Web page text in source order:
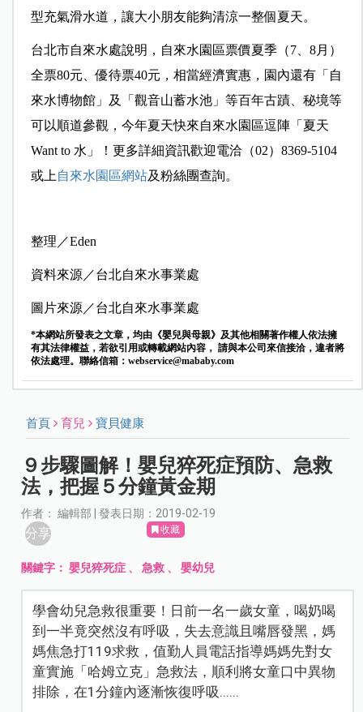
型充氣滑水道，讓大小朋友能夠清涼一整個夏天。
台北市自來水處說明，自來水園區票價夏季（7、8月）
全票80元、優待票40元，相當經濟實惠，園內還有「自
來水博物館」及「觀音山蓄水池」等百年古蹟、秘境等
可以順道參觀，今年夏天快來自來水園區逗陣「夏天
Want to 水」！更多詳細資訊歡迎電洽（02）8369-5104
或上 自來水園區網站及粉絲團查詢。
整理／Eden
資料來源／台北自來水事業處
圖片來源／台北自來水事業處
*本網站所發表之文章，均由《嬰兒與母親》及其他相關著作權人依法擁
有其法律權益，若欲引用或轉載網站內容， 請與本公司來信接洽，違者將
依法處理。聯絡信箱： webservice@mababy.com
首頁 育兒 寶貝健康
９步驟圖解！嬰兒猝死症預防、急救
法，把握５分鐘黃金期
作者： 編輯部 | 發表日期：2019-02-19
分享 收藏
關鍵字：嬰兒猝死症 、急救 、嬰幼兒
學會幼兒急救很重要！日前一名一歲女童，喝奶喝
到一半竟突然沒有呼吸，失去意識且嘴唇發黑，媽
媽焦急打119求救，值勤人員電話指導媽媽先對女
童實施「哈姆立克」急救法，順利將女童口中異物
排除，在1分鐘內逐漸恢復呼吸......